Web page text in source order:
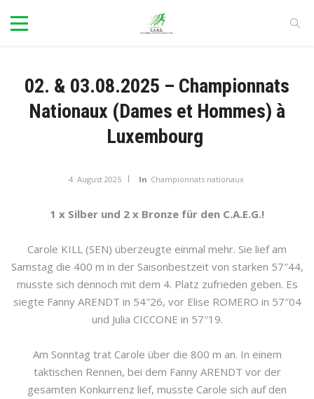
02. & 03.08.2025 – Championnats
Nationaux (Dames et Hommes) à
Luxembourg
4. August 2025 In Championnats nationaux
1 x Silber und 2 x Bronze für den C.A.E.G.!
Carole KILL (SEN) überzeugte einmal mehr. Sie lief am
Samstag die 400 m in der Saisonbestzeit von starken 57″44,
musste sich dennoch mit dem 4. Platz zufrieden geben. Es
siegte Fanny ARENDT in 54″26, vor Elise ROMERO in 57″04
und Julia CICCONE in 57″19.
Am Sonntag trat Carole über die 800 m an. In einem
taktischen Rennen, bei dem Fanny ARENDT vor der
gesamten Konkurrenz lief, musste Carole sich auf den